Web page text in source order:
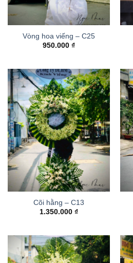
Vòng hoa viếng – C25
950.000 ₫
Cõi hằng – C13
1.350.000 ₫